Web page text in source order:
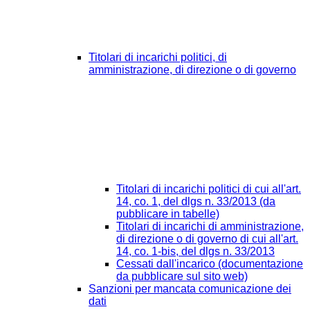
Titolari di incarichi politici, di
amministrazione, di direzione o di governo
Titolari di incarichi politici di cui all'art.
14, co. 1, del dlgs n. 33/2013 (da
pubblicare in tabelle)
Titolari di incarichi di amministrazione,
di direzione o di governo di cui all'art.
14, co. 1-bis, del dlgs n. 33/2013
Cessati dall'incarico (documentazione
da pubblicare sul sito web)
Sanzioni per mancata comunicazione dei
dati